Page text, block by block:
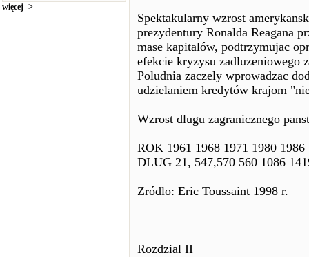
więcej ->
Spektakularny wzrost
prezydentury Ronalda Reagana
mase kapitalów, podtrzymujac
efekcie kryzysu zadluzeniowego
Poludnia zaczely wprowadzac
udzielaniem kredytów krajom
Wzrost dlugu zagranicznego
ROK 1961 1968 1971 1980 1986
DLUG 21, 547,570 560 1086
Zródlo: Eric Toussaint 1998 r.
Rozdzial II